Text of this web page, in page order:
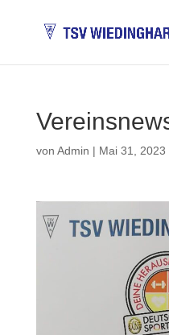
von Admin | Mai 31, 2023